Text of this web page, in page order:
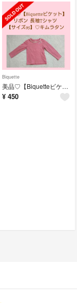
Biquette
美品♡【Biquetteビケット】長袖Tシャツ♡リボン カットソー 【サイズ95
¥ 450